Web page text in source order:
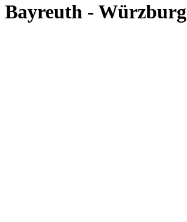
Bayreuth - Würzburg